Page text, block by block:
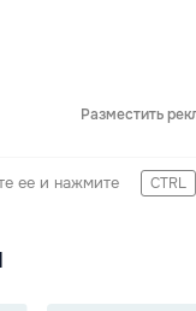
Разместить
ее и нажмите CTRL